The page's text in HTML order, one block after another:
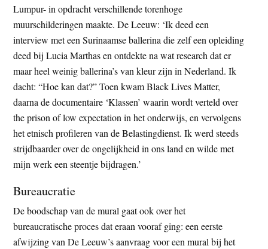
Lumpur- in opdracht verschillende torenhoge
muurschilderingen maakte. De Leeuw: ‘Ik deed een
interview met een Surinaamse ballerina die zelf een opleiding
deed bij Lucia Marthas en ontdekte na wat research dat er
maar heel weinig ballerina’s van kleur zijn in Nederland. Ik
dacht: “Hoe kan dat?” Toen kwam Black Lives Matter,
daarna de documentaire ‘Klassen’ waarin wordt verteld over
the prison of low expectation in het onderwijs, en vervolgens
het etnisch profileren van de Belastingdienst. Ik werd steeds
strijdbaarder over de ongelijkheid in ons land en wilde met
mijn werk een steentje bijdragen.’
Bureaucratie
De boodschap van de mural gaat ook over het
bureaucratische proces dat eraan vooraf ging: een eerste
afwijzing van De Leeuw’s aanvraag voor een mural bij het